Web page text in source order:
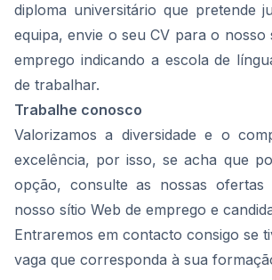
diploma universitário que pretende
equipa, envie o seu CV para o
emprego indicando a escola de
de trabalhar.
Trabalhe conosco
Valorizamos a diversidade e o
excelência, por isso, se acha que
opção, consulte as nossas ofertas
nosso sítio Web de emprego e
Entraremos em contacto consigo se
vaga que corresponda à sua